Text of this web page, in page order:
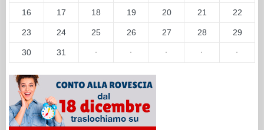
16 17 18 19 20 21 22
23 24 25 26 27 28 29
30 31 · · · · ·